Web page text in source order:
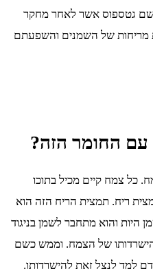
גטספוס אשר לאחר מחקר
של השמנים והשפעתם
החומר הזה?
כל צמח קיים מכיל בתוכו
ריח. תמצית הריח הזה הוא
היות והוא מתחבר לשמן בניגוד
של הצמח. וממש כשם
למד לנצל זאת להישרדותו.